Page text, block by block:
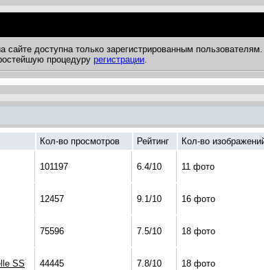
доступна только зарегистрированным пользователям.
процедуру регистрации.
Кол-во просмотров Рейтинг Кол-во
101197 6.4/10 11 фото
12457 9.1/10 16 фото
75596 7.5/10 18 фото
SS 44445 7.8/10 18 фото